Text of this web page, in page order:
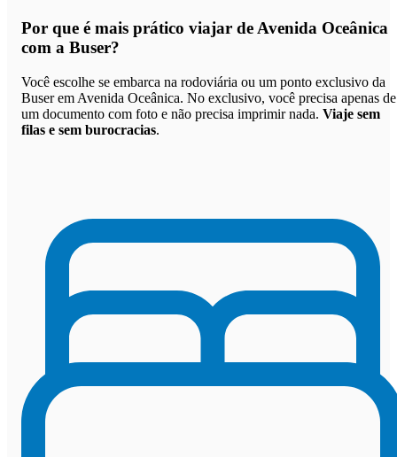
Por que é mais prático viajar de Avenida Oceânica
com a Buser?
Você escolhe se embarca na rodoviária ou um ponto exclusivo da
Buser em Avenida Oceânica. No exclusivo, você precisa apenas de
um documento com foto e não precisa imprimir nada. Viaje sem
filas e sem burocracias.